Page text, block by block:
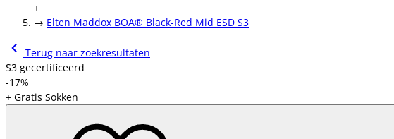
+
→ Elten Maddox BOA® Black-Red Mid ESD S3
Terug naar zoekresultaten
S3 gecertificeerd
-17%
+ Gratis Sokken